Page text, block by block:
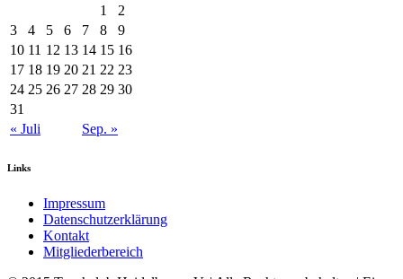
1
2
3
4 5 6 7 8
9
10 11 12 13 14 15 16
17 18 19 20 21 22 23
24 25 26 27 28 29 30
31
« Juli
Sep. »
Links
Impressum
Datenschutzerklärung
Kontakt
Mitgliederbereich